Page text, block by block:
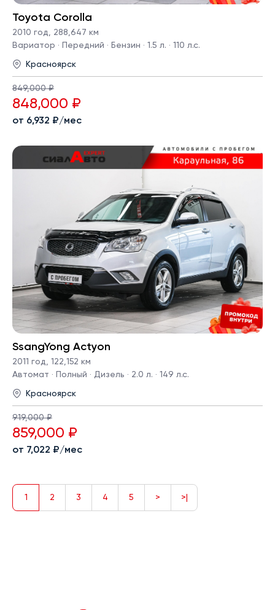
Toyota Corolla
2010 год
288,647 км
Вариатор · Передний · Бензин · 1.5 л. · 110 л.с.
Красноярск
849,000 ₽
848,000 ₽
от 6,932 ₽/мес
SsangYong Actyon
2011 год, 122,152 км
Автомат · Полный · Дизель · 2.0 л. · 149 л.с.
Красноярск
919,000 ₽
859,000 ₽
от 7,022 ₽/мес
1 2 3 4 5 > >|